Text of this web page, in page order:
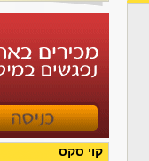
קוי סקס